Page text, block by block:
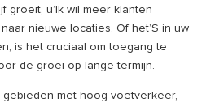
groeit, u’Ik wil meer klanten
nieuwe locaties. Of het’S in uw
is het cruciaal om toegang te
de groei op lange termijn.
gebieden met hoog voetverkeer,